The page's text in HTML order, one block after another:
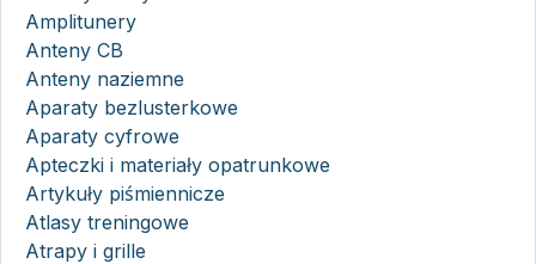
Amplitunery
Anteny CB
Anteny naziemne
Aparaty bezlusterkowe
Aparaty cyfrowe
Apteczki i materiały opatrunkowe
Artykuły piśmiennicze
Atlasy treningowe
Atrapy i grille